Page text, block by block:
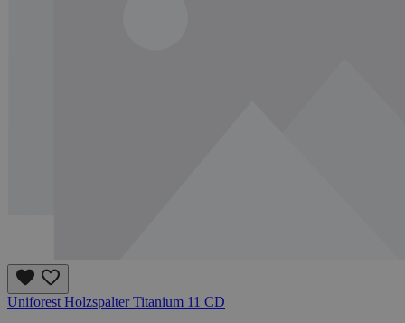
Uniforest Holzspalter Titanium 11 CD